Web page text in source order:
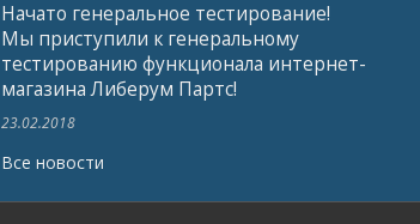
Начато генеральное тестирование!
Мы приступили к генеральному
тестированию функционала интернет-
магазина Либерум Партс!
23.02.2018
Все новости